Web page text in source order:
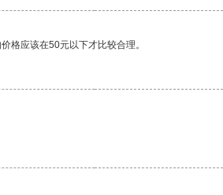
格应该在50元以下才比较合理。